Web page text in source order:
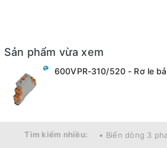
Sản phẩm vừa xem
600VPR-310/520 - Rơ le
Tìm kiếm nhiều: • Biến dòng 3